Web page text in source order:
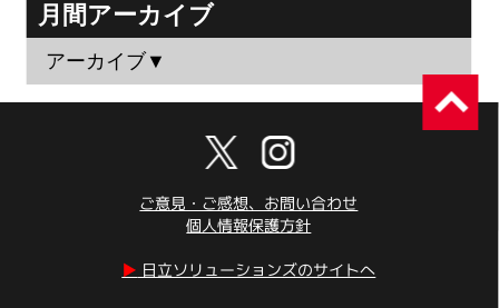
月間アーカイブ
アーカイブ▼
ご意見・ご感想、お問い合わせ
個人情報保護方針
▶︎ 日立ソリューションズのサイトへ